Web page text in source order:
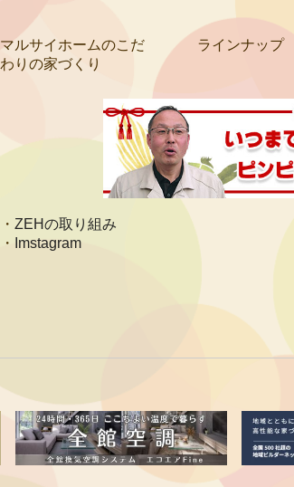
マルサイホームのこだ
わりの家づくり
ラインナップ
ZEHの取り組み
Imstagram